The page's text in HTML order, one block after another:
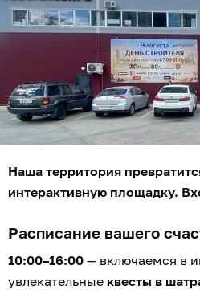
Наша территория
интерактивную площадку.
Расписание вашего
10:00–16:00 — включаемся в
увлекательные квесты в